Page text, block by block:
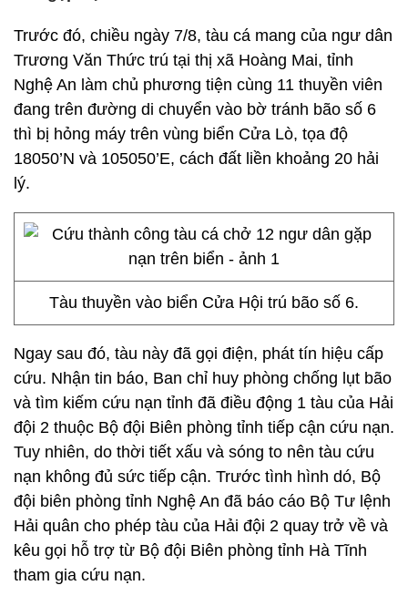
Trước đó, chiều ngày 7/8, tàu cá mang của ngư dân
Trương Văn Thức trú tại thị xã Hoàng Mai, tỉnh
Nghệ An làm chủ phương tiện cùng 11 thuyền viên
đang trên đường di chuyển vào bờ tránh bão số 6
thì bị hỏng máy trên vùng biển Cửa Lò, tọa độ
18050’N và 105050’E, cách đất liền khoảng 20 hải
lý.
Tàu thuyền vào biển Cửa Hội trú bão số 6.
Ngay sau đó, tàu này đã gọi điện, phát tín hiệu cấp
cứu. Nhận tin báo, Ban chỉ huy phòng chống lụt bão
và tìm kiếm cứu nạn tỉnh đã điều động 1 tàu của Hải
đội 2 thuộc Bộ đội Biên phòng tỉnh tiếp cận cứu nạn.
Tuy nhiên, do thời tiết xấu và sóng to nên tàu cứu
nạn không đủ sức tiếp cận. Trước tình hình dó, Bộ
đội biên phòng tỉnh Nghệ An đã báo cáo Bộ Tư lệnh
Hải quân cho phép tàu của Hải đội 2 quay trở về và
kêu gọi hỗ trợ từ Bộ đội Biên phòng tỉnh Hà Tĩnh
tham gia cứu nạn.